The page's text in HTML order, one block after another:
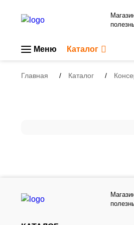
Меню Каталог
Главная Каталог